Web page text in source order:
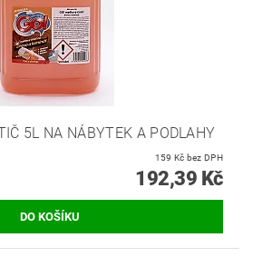
5L NA NÁBYTEK A PODLAHY
159 Kč bez DPH
192,39 Kč